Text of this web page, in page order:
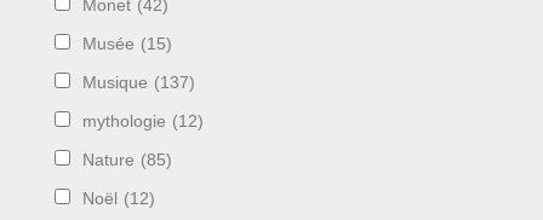
Monet (42)
Musée (15)
Musique (137)
mythologie (12)
Nature (85)
Noël (12)